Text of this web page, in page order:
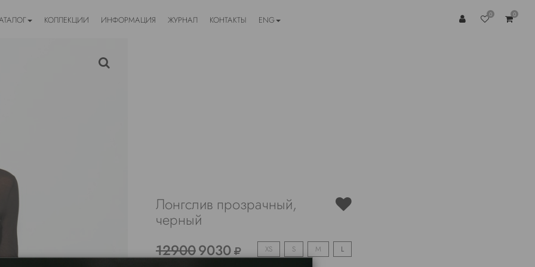
КОЛЛЕКЦИИ ИНФОРМАЦИЯ ЖУРНАЛ КОНТАКТЫ ENG
0 0
Лонгслив прозрачный,
черный
129009030 XS S M L